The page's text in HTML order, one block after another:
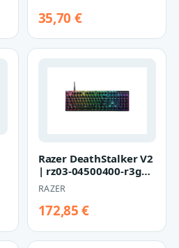
35,70 €
Razer DeathStalker V2
| rz03-04500400-r3g1 |
Tastatur -
Hintergrundbel…
RAZER
172,85 €